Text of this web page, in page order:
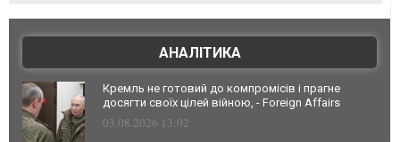
АНАЛІТИКА
Кремль не готовий до компромісів і прагне
досягти своїх цілей війною, - Foreign Affairs
03.08.2026 13:02